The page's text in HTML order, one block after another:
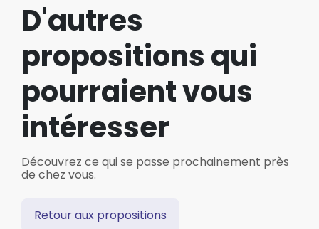
D'autres
propositions qui
pourraient vous
intéresser
Découvrez ce qui se passe prochainement près
de chez vous.
Retour aux propositions